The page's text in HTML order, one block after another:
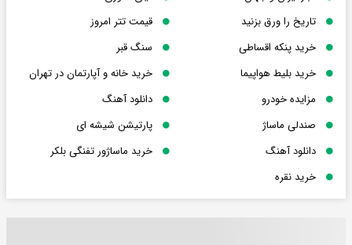
تاریخ را ورق بزنید
قیمت تتر امروز
خرید پنکه اقساطی
سنگ قبر
خرید بلیط هواپیما
خرید خانه و آپارتمان در تهران
مزایده خودرو
دانلود آهنگ
صندلی ماساژ
پارتیشن شیشه ای
دانلود آهنگ
خرید ماساژور تفنگی بلکر
خرید نقره